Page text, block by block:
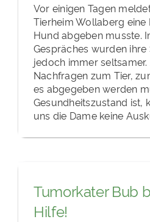
Vor einigen Tagen
Tierheim Wollaberg eine
Hund abgeben musste.
Gespräches wurden
jedoch immer
Nachfragen zum Tier,
es abgegeben werden
Gesundheitszustand ist,
uns die Dame keine
Tumorkater Bub
Hilfe!